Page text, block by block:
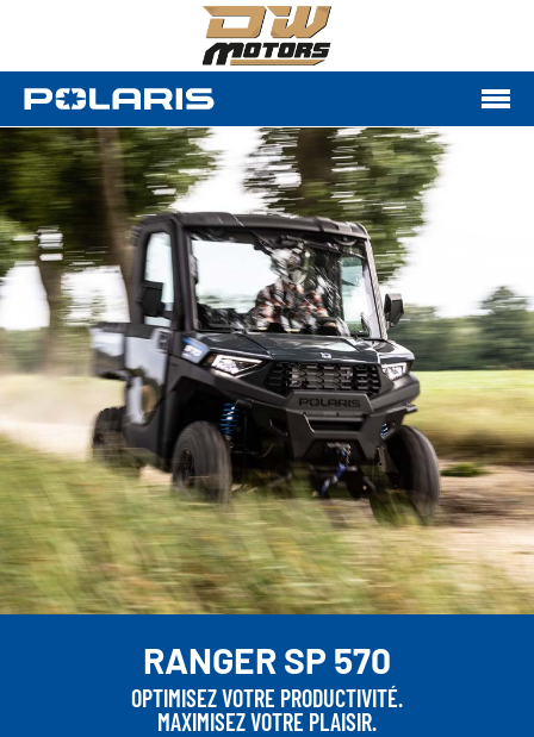
RANGER SP 570
OPTIMISEZ VOTRE PRODUCTIVITÉ.
MAXIMISEZ VOTRE PLAISIR.